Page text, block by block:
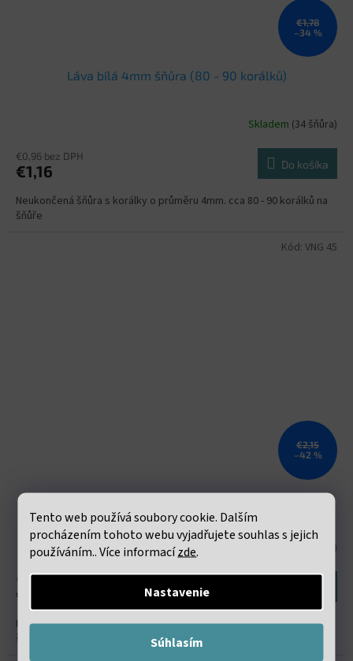
Tento web používá soubory cookie. Dalším
procházením tohoto webu vyjadřujete souhlas s jejich
používáním.. Více informacízde.
Nastavenie
Súhlasím
€1,78
–34 %
Láva bílá 4mm šňůra (80 - 90 korálků)
Skladem (34 šňůra)
€0,96 bez DPH
€1,16 Do košíka
Neukončená šňůra s korálky o průměru 4mm. cca 80 - 90 korálků na
šňůře
€2,15
–42 %
Jadeit bílý 4mm šňůra (84 - 90 korálků)
(68 šňůra)
€1,02 bez DPH
€1,24
Neukončená šňůra s korálky o průměru 4mm. cca 84 - 90 korálků na
šňůře
Kód: VNG 45